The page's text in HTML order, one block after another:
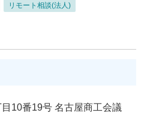
リモート相談(法人)
10番19号名古屋商工会議